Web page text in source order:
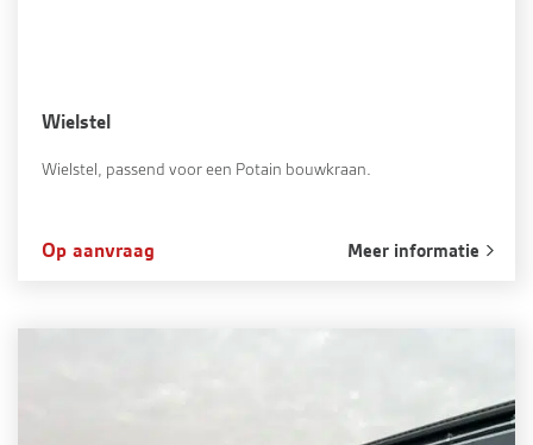
Wielstel
Wielstel, passend voor een Potain bouwkraan.
Op aanvraag Meer informatie